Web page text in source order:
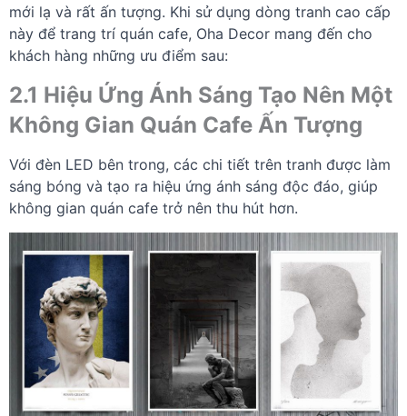
mới lạ và rất ấn tượng. Khi sử dụng dòng tranh cao cấp
này để trang trí quán cafe, Oha Decor mang đến cho
khách hàng những ưu điểm sau:
2.1 Hiệu Ứng Ánh Sáng Tạo Nên Một
Không Gian Quán Cafe Ấn Tượng
Với đèn LED bên trong, các chi tiết trên tranh được làm
sáng bóng và tạo ra hiệu ứng ánh sáng độc đáo, giúp
không gian quán cafe trở nên thu hút hơn.